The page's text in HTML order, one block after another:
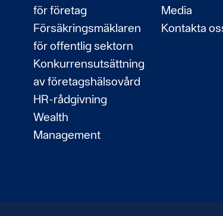
för företag
Försäkringsmäklaren
för offentlig sektorn
Konkurrensutsättning
av företagshälsovård
HR-rådgivning
Wealth
Management
Media
Kontakta